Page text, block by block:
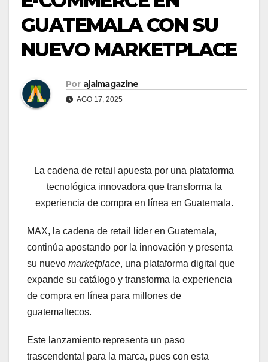
GUATEMALA CON SU
NUEVO MARKETPLACE
Por ajalmagazine
AGO 17, 2025
La cadena de retail apuesta por una plataforma
tecnológica innovadora que transforma la
experiencia de compra en línea en Guatemala.
MAX, la cadena de retail líder en Guatemala,
continúa apostando por la innovación y presenta
su nuevo marketplace, una plataforma digital que
expande su catálogo y transforma la experiencia
de compra en línea para millones de
guatemaltecos.
Este lanzamiento representa un paso
trascendental para la marca, pues con esta